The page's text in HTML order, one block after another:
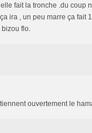
fait la tronche .du coup
ira , un peu marre ça fait
bizou flo.
ouvertement le